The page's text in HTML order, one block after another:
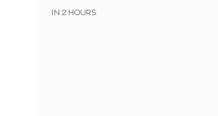
IN 2 HOURS